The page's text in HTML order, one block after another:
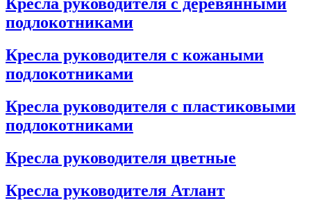
подлокотниками
Кресла руководителя с кожаными
подлокотниками
Кресла руководителя с пластиковыми
подлокотниками
Кресла руководителя цветные
Кресла руководителя Атлант